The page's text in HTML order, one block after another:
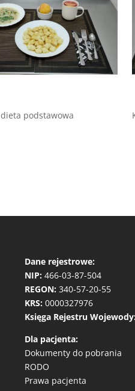
podstawowa
Dane rejestrowe:
NIP: 466-03-87-504
REGON: 340-57-20-55
KRS: 0000327976
Księga Rejestru Wojewody:
Dla pacjenta:
Dokumenty do pobrania
RODO
Prawa pacjenta